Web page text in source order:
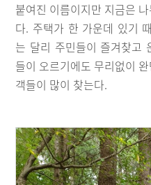
붙여진 이름이지만 지금은
다. 주택가 한 가운데 있기
는 달리 주민들이 즐겨찾고
들이 오르기에도 무리없이
객들이 많이 찾는다.